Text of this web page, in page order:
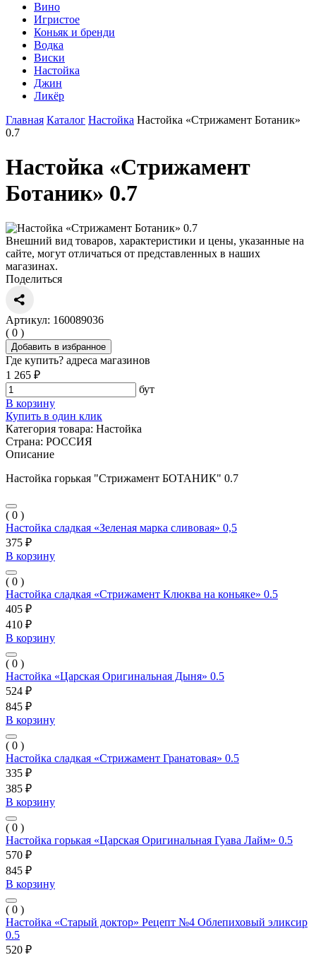
Вино
Игристое
Коньяк и бренди
Водка
Виски
Настойка
Джин
Ликёр
Главная Каталог Настойка Настойка «Стрижамент Ботаник»
0.7
Настойка «Стрижамент
Ботаник» 0.7
Внешний вид товаров, характеристики и цены, указанные на
сайте, могут отличаться от представленных в наших
магазинах.
Поделиться
Артикул: 160089036
( 0 )
Добавить в избранное
Где купить? адреса магазинов
1 265 ₽
бут
В корзину
Купить в один клик
Категория товара: Настойка
Страна: РОССИЯ
Описание
Настойка горькая "Стрижамент БОТАНИК" 0.7
( 0 )
Настойка сладкая «Зеленая марка сливовая» 0,5
375 ₽
В корзину
( 0 )
Настойка сладкая «Стрижамент Клюква на коньяке» 0.5
405 ₽
410 ₽
В корзину
( 0 )
Настойка «Царская Оригинальная Дыня» 0.5
524 ₽
845 ₽
В корзину
( 0 )
Настойка сладкая «Стрижамент Гранатовая» 0.5
335 ₽
385 ₽
В корзину
( 0 )
Настойка горькая «Царская Оригинальная Гуава Лайм» 0.5
570 ₽
845 ₽
В корзину
( 0 )
Настойка «Старый доктор» Рецепт №4 Облепиховый эликсир
0.5
520 ₽